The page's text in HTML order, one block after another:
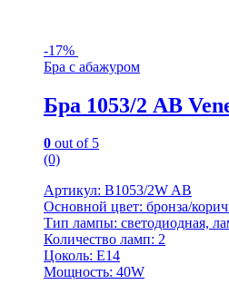
-17%
Бра с абажуром
Бра 1053/2 AB
0 out of 5
(0)
Артикул: B1053/2W AB
Основной цвет: бронза/
Тип лампы: светодиодная,
Количество ламп: 2
Цоколь: E14
Мощность: 40W